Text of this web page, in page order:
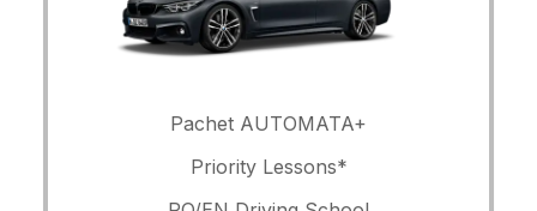
Pachet AUTOMATA+
Priority Lessons*